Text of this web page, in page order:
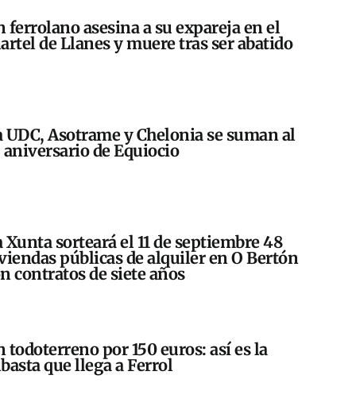
ferrolano asesina a su expareja en el
de Llanes y muere tras ser abatido
UDC, Asotrame y Chelonia se suman al
aniversario de Equiocio
Xunta sorteará el 11 de septiembre 48
públicas de alquiler en O Bertón
contratos de siete años
todoterreno por 150 euros: así es la
que llega a Ferrol